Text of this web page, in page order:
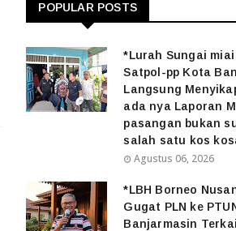
POPULAR POSTS
*Lurah Sungai
Satpol-pp Kota
Langsung
ada nya Laporan
pasangan bukan
salah satu kos
Agustus 06, 2026
*LBH Borneo
Gugat PLN ke
Banjarmasin